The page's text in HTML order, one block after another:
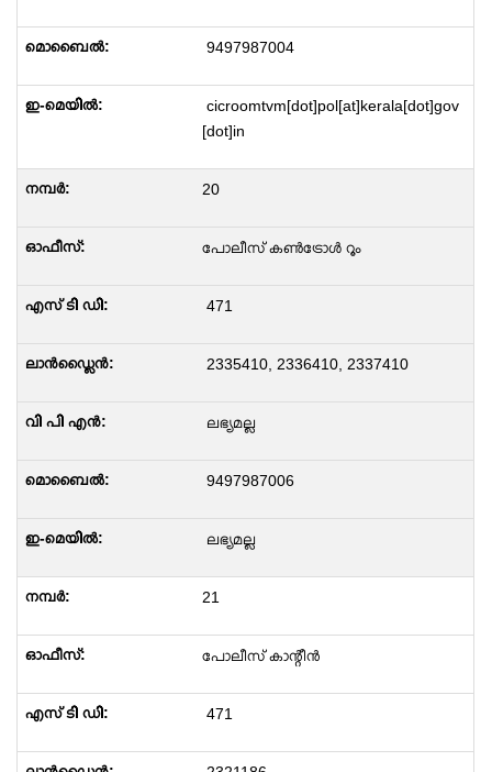
9497987004
cicroomtvm[dot]pol[at]kerala[dot]gov
[dot]in
20
പോലീസ് കൺട്രോൾ റൂം
471
2335410, 2336410, 2337410
ലഭ്യമല്ല
9497987006
ലഭ്യമല്ല
21
പോലീസ് കാന്റീൻ
471